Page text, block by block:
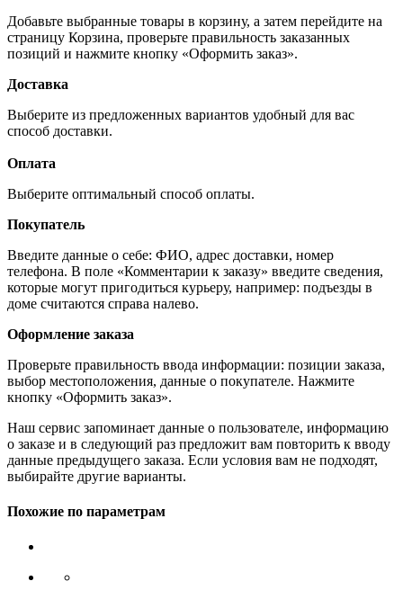
Добавьте выбранные товары в корзину, а затем перейдите на
страницу Корзина, проверьте правильность заказанных
позиций и нажмите кнопку «Оформить заказ».
Доставка
Выберите из предложенных вариантов удобный для вас
способ доставки.
Оплата
Выберите оптимальный способ оплаты.
Покупатель
Введите данные о себе: ФИО, адрес доставки, номер
телефона. В поле «Комментарии к заказу» введите сведения,
которые могут пригодиться курьеру, например: подъезды в
доме считаются справа налево.
Оформление заказа
Проверьте правильность ввода информации: позиции заказа,
выбор местоположения, данные о покупателе. Нажмите
кнопку «Оформить заказ».
Наш сервис запоминает данные о пользователе, информацию
о заказе и в следующий раз предложит вам повторить к вводу
данные предыдущего заказа. Если условия вам не подходят,
выбирайте другие варианты.
Похожие по параметрам